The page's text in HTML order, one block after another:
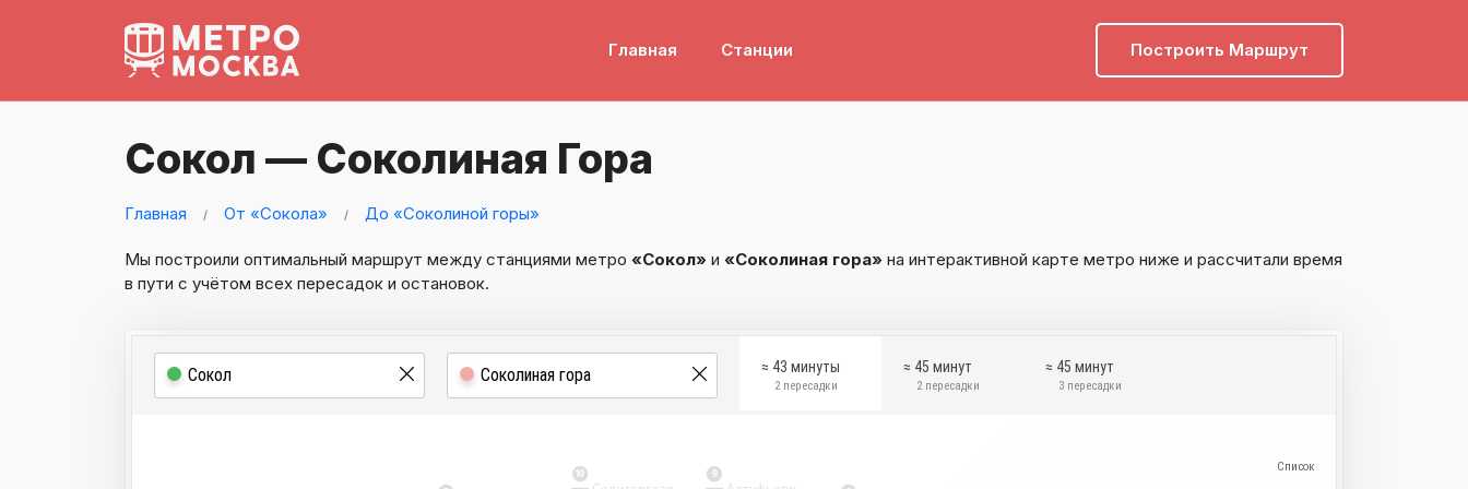
Главная Станции Построить Маршрут
Сокол — Соколиная Гора
Главная От «Сокола» До «Соколиной горы»
Мы построили оптимальный маршрут между станциями метро «Сокол» и «Соколиная гора» на интерактивной карте метро ниже и рассчитали время
в пути с учётом всех пересадок и остановок.
≈ 43 минуты
2 пересадки
≈ 45 минут
2 пересадки
≈ 45 минут
3 пересадки
9
10